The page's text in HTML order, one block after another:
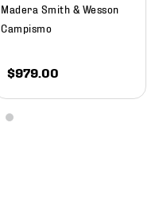
Madera Smith & Wesson
Campismo
$979 00